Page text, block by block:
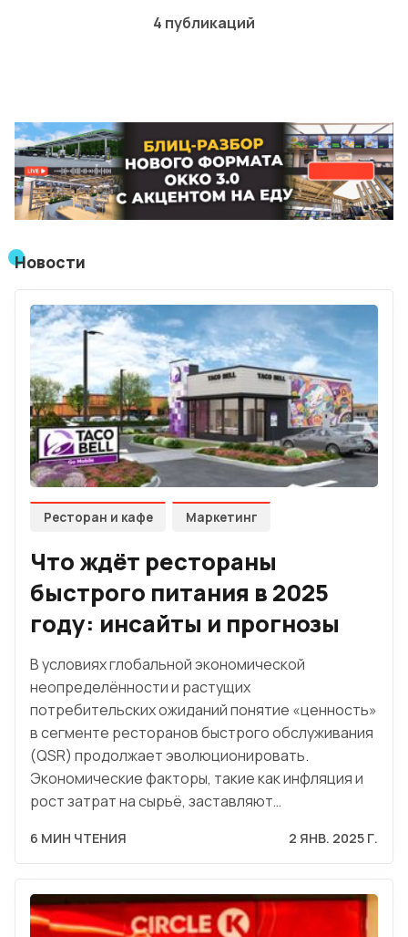
Лучшие АЗС мира
Подписка
Условия использования материалов
4 публикаций
Новости
Ресторан и кафе Маркетинг
Что ждёт рестораны
быстрого питания в 2025
году: инсайты и прогнозы
В условиях глобальной экономической
неопределённости и растущих
потребительских ожиданий понятие «ценность»
в сегменте ресторанов быстрого обслуживания
(QSR) продолжает эволюционировать.
Экономические факторы, такие как инфляция и
рост затрат на сырьё, заставляют…
6 МИН ЧТЕНИЯ 2 ЯНВ. 2025 Г.